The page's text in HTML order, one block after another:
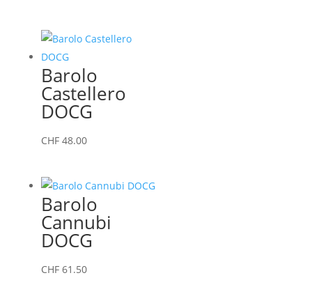
Barolo
Castellero
DOCG
CHF48.00
Barolo
Cannubi
DOCG
CHF61.50